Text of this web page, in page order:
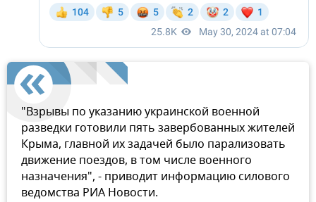
"Взрывы по указанию украинской военной
разведки готовили пять завербованных жителей
Крыма, главной их задачей было парализовать
движение поездов, в том числе военного
назначения", - приводит информацию силового
ведомства РИА Новости.